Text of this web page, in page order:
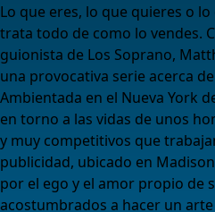
Lo que eres, lo que quieres o
trata todo de como lo vendes.
guionista de Los Soprano,
una provocativa serie acerca
Ambientada en el Nueva York
en torno a las vidas de unos
y muy competitivos que
publicidad, ubicado en
por el ego y el amor propio de
acostumbrados a hacer un